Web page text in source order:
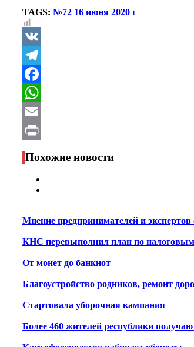
TAGS: №72 16 июня 2020 г
VK
Telegram
Facebook
WhatsApp
Email
Print
Похожие новости
Мнение предпринимателей и
КНС перевыполнил план по
От монет до банкнот
Благоустройство родников, ремонт
Стартовала уборочная кампания
Более 460 жителей республики